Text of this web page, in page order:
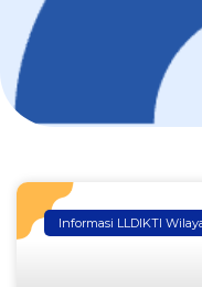
Informasi LLDIKTI